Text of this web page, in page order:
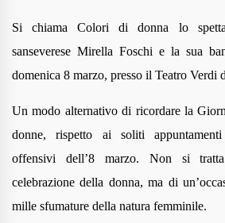
Si chiama Colori di donna lo
sanseverese Mirella Foschi e la sua
domenica 8 marzo, presso il Teatro Verdi
Un modo alternativo di ricordare la
donne, rispetto ai soliti
offensivi dell’8 marzo. Non si
celebrazione della donna, ma di
mille sfumature della natura femminile.